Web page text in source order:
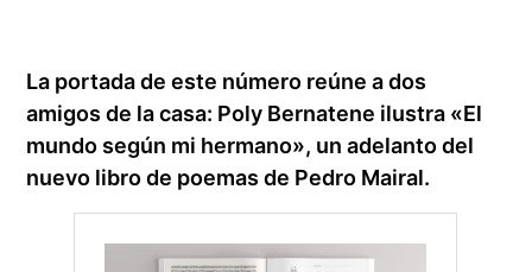
La portada de este número reúne a dos
amigos de la casa: Poly Bernatene ilustra «El
mundo según mi hermano», un adelanto del
nuevo libro de poemas de Pedro Mairal.